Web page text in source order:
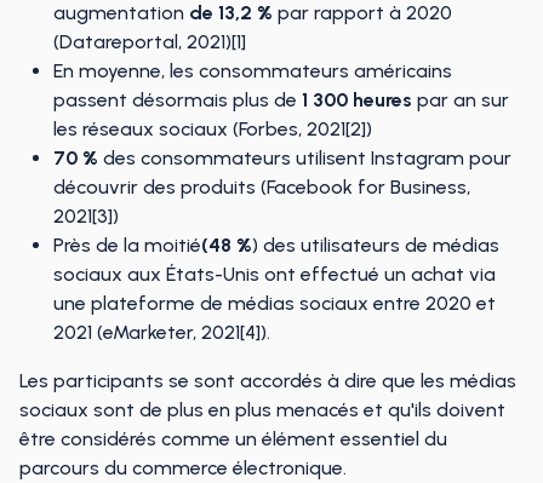
augmentation de 13,2 % par rapport à 2020
(Datareportal, 2021)[1]
En moyenne, les consommateurs américains
passent désormais plus de 1 300 heures par an sur
les réseaux sociaux (Forbes, 2021[2])
70 % des consommateurs utilisent Instagram pour
découvrir des produits (Facebook for Business,
2021[3])
Près de la moitié(48 %) des utilisateurs de médias
sociaux aux États-Unis ont effectué un achat via
une plateforme de médias sociaux entre 2020 et
2021 (eMarketer, 2021[4]).
Les participants se sont accordés à dire que les médias
sociaux sont de plus en plus menacés et qu'ils doivent
être considérés comme un élément essentiel du
parcours du commerce électronique.